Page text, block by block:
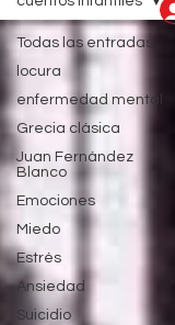
Todas las entradas
locura
enfermedad mental
Grecia clásica
Juan Fernández
Blanco
Emociones
Miedo
Estrés
Ansiedad
Suicidio